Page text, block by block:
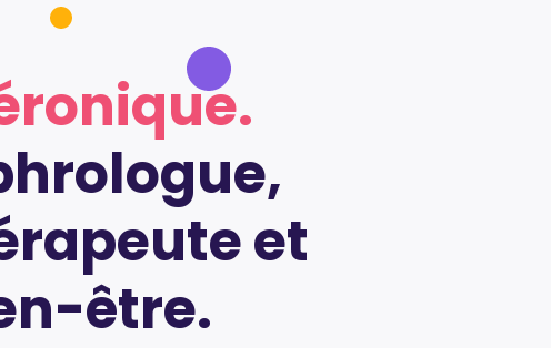
et
être.